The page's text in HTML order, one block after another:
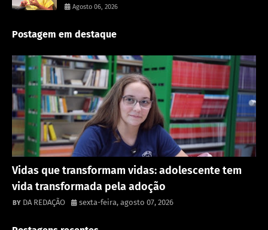
Agosto 06, 2026
Postagem em destaque
Vidas que transformam vidas: adolescente tem
vida transformada pela adoção
DA REDAÇÃO sexta-feira, agosto 07, 2026